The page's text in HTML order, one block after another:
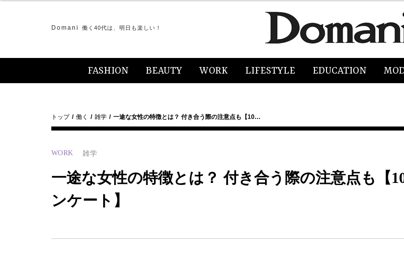
Domani 働く40代は、明日も楽しい！
FASHION BEAUTY WORK LIFESTYLE EDUCATION
トップ 働く 雑学 一途な女性の特徴とは？ 付き合う際の注意点も【10…
WORK 雑学
一途な女性の特徴とは？ 付き合う際の注意点も【
ンケート】